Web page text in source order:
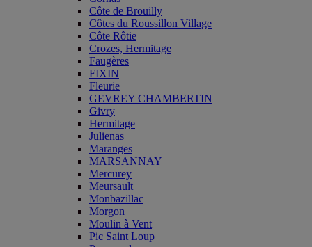
Côte de Brouilly
Côtes du Roussillon Village
Côte Rôtie
Crozes, Hermitage
Faugères
FIXIN
Fleurie
GEVREY CHAMBERTIN
Givry
Hermitage
Julienas
Maranges
MARSANNAY
Mercurey
Meursault
Monbazillac
Morgon
Moulin à Vent
Pic Saint Loup